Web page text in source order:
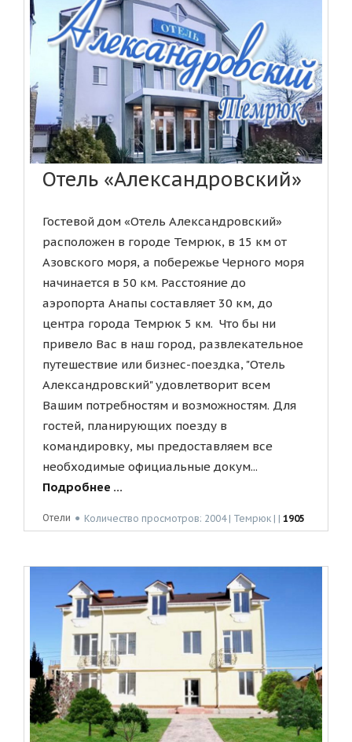
Отель «Александровский»
Гостевой дом «Отель Александровский»
расположен в городе Темрюк, в 15 км от
Азовского моря, а побережье Черного моря
начинается в 50 км. Расстояние до
аэропорта Анапы составляет 30 км, до
центра города Темрюк 5 км. Что бы ни
привело Вас в наш город, развлекательное
путешествие или бизнес-поездка, "Отель
Александровский" удовлетворит всем
Вашим потребностям и возможностям. Для
гостей, планирующих поезду в
командировку, мы предоставляем все
необходимые официальные докум...
Подробнее ...
Отели ● Количество просмотров: 2004 | Темрюк | | 1905